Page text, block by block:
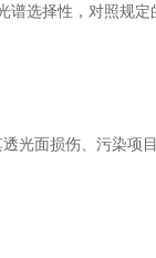
选择性，对照规定
面损伤、污染项